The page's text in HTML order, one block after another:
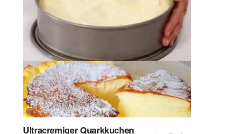
Ultracremiger Quarkkuchen